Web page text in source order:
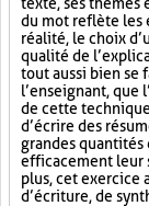
du mot reflète les
réalité, le choix
qualité de
tout aussi bien se
l’enseignant, que
de cette
d’écrire des
grandes quantités
efficacement leur
plus, cet exercice
d’écriture, de